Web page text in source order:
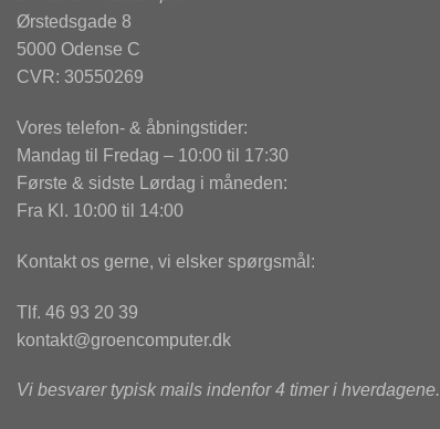
Ørstedsgade 8
5000 Odense C
CVR: 30550269
Vores telefon- & åbningstider:
Mandag til Fredag – 10:00 til 17:30
Første & sidste Lørdag i måneden:
Fra Kl. 10:00 til 14:00
Kontakt os gerne, vi elsker spørgsmål:
Tlf. 46 93 20 39
kontakt@groencomputer.dk
Vi besvarer typisk mails indenfor 4 timer i hverdagene.